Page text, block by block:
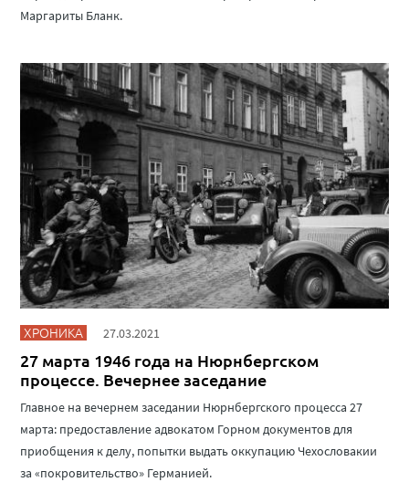
Маргариты Бланк.
ХРОНИКА 27.03.2021
27 марта 1946 года на Нюрнбергском
процессе. Вечернее заседание
Главное на вечернем заседании Нюрнбергского процесса 27
марта: предоставление адвокатом Горном документов для
приобщения к делу, попытки выдать оккупацию Чехословакии
за «покровительство» Германией.